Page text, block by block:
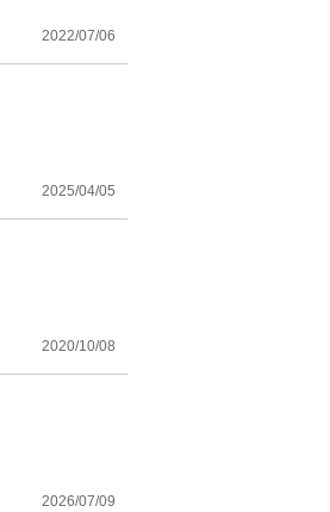
2022/07/06
2025/04/05
2020/10/08
2026/07/09